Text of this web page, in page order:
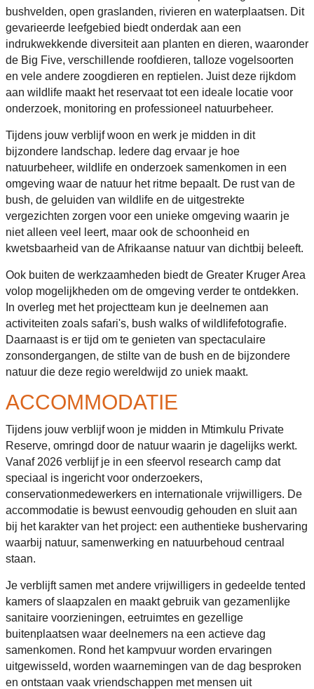
bushvelden, open graslanden, rivieren en waterplaatsen. Dit
gevarieerde leefgebied biedt onderdak aan een
indrukwekkende diversiteit aan planten en dieren, waaronder
de Big Five, verschillende roofdieren, talloze vogelsoorten
en vele andere zoogdieren en reptielen. Juist deze rijkdom
aan wildlife maakt het reservaat tot een ideale locatie voor
onderzoek, monitoring en professioneel natuurbeheer.
Tijdens jouw verblijf woon en werk je midden in dit
bijzondere landschap. Iedere dag ervaar je hoe
natuurbeheer, wildlife en onderzoek samenkomen in een
omgeving waar de natuur het ritme bepaalt. De rust van de
bush, de geluiden van wildlife en de uitgestrekte
vergezichten zorgen voor een unieke omgeving waarin je
niet alleen veel leert, maar ook de schoonheid en
kwetsbaarheid van de Afrikaanse natuur van dichtbij beleeft.
Ook buiten de werkzaamheden biedt de Greater Kruger Area
volop mogelijkheden om de omgeving verder te ontdekken.
In overleg met het projectteam kun je deelnemen aan
activiteiten zoals safari's, bush walks of wildlifefotografie.
Daarnaast is er tijd om te genieten van spectaculaire
zonsondergangen, de stilte van de bush en de bijzondere
natuur die deze regio wereldwijd zo uniek maakt.
ACCOMMODATIE
Tijdens jouw verblijf woon je midden in Mtimkulu Private
Reserve, omringd door de natuur waarin je dagelijks werkt.
Vanaf 2026 verblijf je in een sfeervol research camp dat
speciaal is ingericht voor onderzoekers,
conservationmedewerkers en internationale vrijwilligers. De
accommodatie is bewust eenvoudig gehouden en sluit aan
bij het karakter van het project: een authentieke bushervaring
waarbij natuur, samenwerking en natuurbehoud centraal
staan.
Je verblijft samen met andere vrijwilligers in gedeelde tented
kamers of slaapzalen en maakt gebruik van gezamenlijke
sanitaire voorzieningen, eetruimtes en gezellige
buitenplaatsen waar deelnemers na een actieve dag
samenkomen. Rond het kampvuur worden ervaringen
uitgewisseld, worden waarnemingen van de dag besproken
en ontstaan vaak vriendschappen met mensen uit